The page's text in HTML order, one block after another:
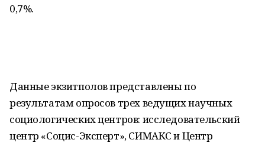
0,7%.
Данные экзитполов представлены по
результатам опросов трех ведущих научных
социологических центров: исследовательский
центр «Социс-Эксперт», СИМАКС и Центр